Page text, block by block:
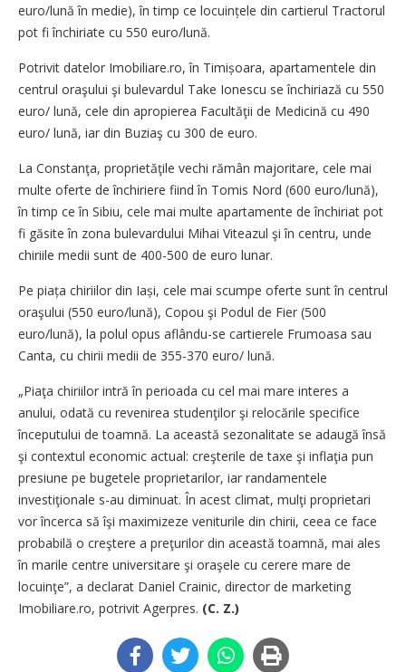
euro/lună în medie), în timp ce locuințele din cartierul Tractorul
pot fi închiriate cu 550 euro/lună.
Potrivit datelor Imobiliare.ro, în Timișoara, apartamentele din
centrul oraşului şi bulevardul Take Ionescu se închiriază cu 550
euro/ lună, cele din apropierea Facultăţii de Medicină cu 490
euro/ lună, iar din Buziaş cu 300 de euro.
La Constanţa, proprietăţile vechi rămân majoritare, cele mai
multe oferte de închiriere fiind în Tomis Nord (600 euro/lună),
în timp ce în Sibiu, cele mai multe apartamente de închiriat pot
fi găsite în zona bulevardului Mihai Viteazul şi în centru, unde
chiriile medii sunt de 400-500 de euro lunar.
Pe piața chiriilor din Iași, cele mai scumpe oferte sunt în centrul
oraşului (550 euro/lună), Copou şi Podul de Fier (500
euro/lună), la polul opus aflându-se cartierele Frumoasa sau
Canta, cu chirii medii de 355-370 euro/ lună.
„Piaţa chiriilor intră în perioada cu cel mai mare interes a
anului, odată cu revenirea studenţilor şi relocările specifice
începutului de toamnă. La această sezonalitate se adaugă însă
şi contextul economic actual: creşterile de taxe şi inflaţia pun
presiune pe bugetele proprietarilor, iar randamentele
investiţionale s-au diminuat. În acest climat, mulţi proprietari
vor încerca să îşi maximizeze veniturile din chirii, ceea ce face
probabilă o creştere a preţurilor din această toamnă, mai ales
în marile centre universitare şi oraşele cu cerere mare de
locuinţe”, a declarat Daniel Crainic, director de marketing
Imobiliare.ro, potrivit Agerpres. (C. Z.)